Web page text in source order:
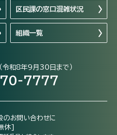
区民課の窓口混雑状況
組織一覧
（令和8年9月30日まで）
7777
のお問い合わせに
休]